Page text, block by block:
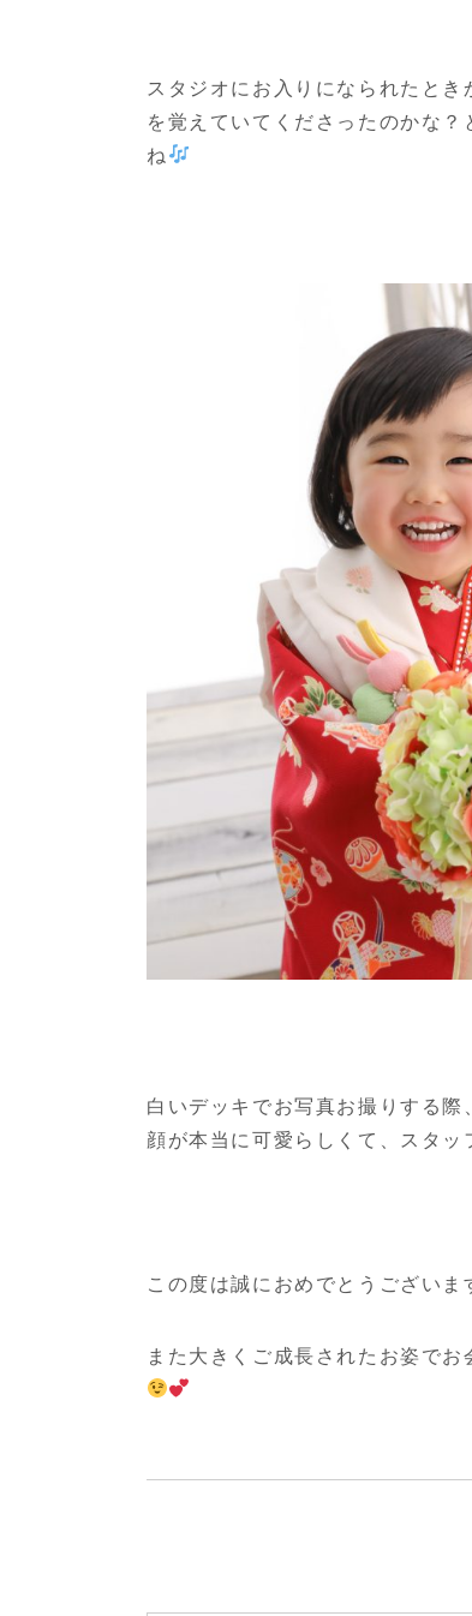
スタジオにお入りになられたと
を覚えていてくださったのかな
ね
白いデッキでお写真お撮りする
顔が本当に可愛らしくて、スタ
この度は誠におめでとうございま
また大きくご成長されたお姿で